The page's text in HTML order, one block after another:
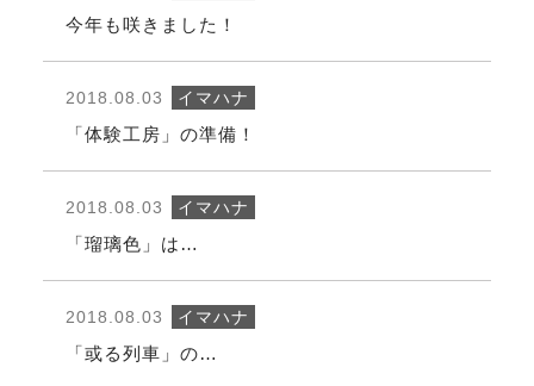
今年も咲きました！
2018.08.03 イマハナ
「体験工房」の準備！
2018.08.03 イマハナ
「瑠璃色」は…
2018.08.03 イマハナ
「或る列車」の…